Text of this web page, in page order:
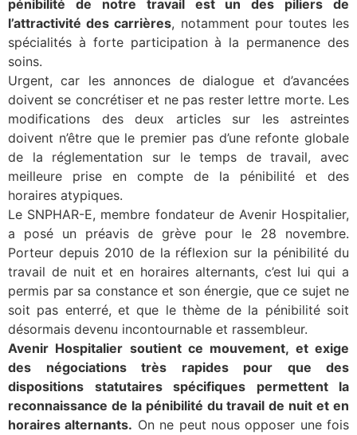
pénibilité de notre travail est un des piliers de
l’attractivité des carrières, notamment pour toutes les
spécialités à forte participation à la permanence des
soins.
Urgent, car les annonces de dialogue et d’avancées
doivent se concrétiser et ne pas rester lettre morte. Les
modifications des deux articles sur les astreintes
doivent n’être que le premier pas d’une refonte globale
de la réglementation sur le temps de travail, avec
meilleure prise en compte de la pénibilité et des
horaires atypiques.
Le SNPHAR-E, membre fondateur de Avenir Hospitalier,
a posé un préavis de grève pour le 28 novembre.
Porteur depuis 2010 de la réflexion sur la pénibilité du
travail de nuit et en horaires alternants, c’est lui qui a
permis par sa constance et son énergie, que ce sujet ne
soit pas enterré, et que le thème de la pénibilité soit
désormais devenu incontournable et rassembleur.
Avenir Hospitalier soutient ce mouvement, et exige
des négociations très rapides pour que des
dispositions statutaires spécifiques permettent la
reconnaissance de la pénibilité du travail de nuit et en
horaires alternants. On ne peut nous opposer une fois